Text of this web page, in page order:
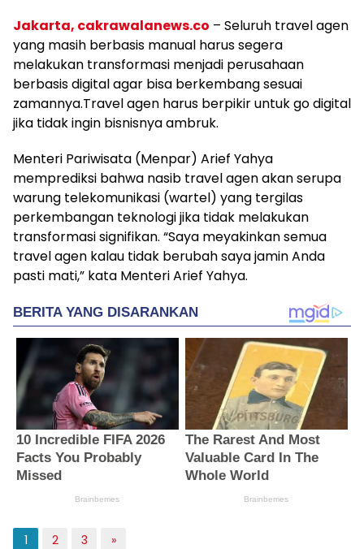
Jakarta, cakrawalanews.co – Seluruh travel agen
yang masih berbasis manual harus segera
melakukan transformasi menjadi perusahaan
berbasis digital agar bisa berkembang sesuai
zamannya.Travel agen harus berpikir untuk go digital
jika tidak ingin bisnisnya ambruk.
Menteri Pariwisata (Menpar) Arief Yahya
memprediksi bahwa nasib travel agen akan serupa
warung telekomunikasi (wartel) yang tergilas
perkembangan teknologi jika tidak melakukan
transformasi signifikan. “Saya meyakinkan semua
travel agen kalau tidak berubah saya jamin Anda
pasti mati,” kata Menteri Arief Yahya.
1 2 3 »